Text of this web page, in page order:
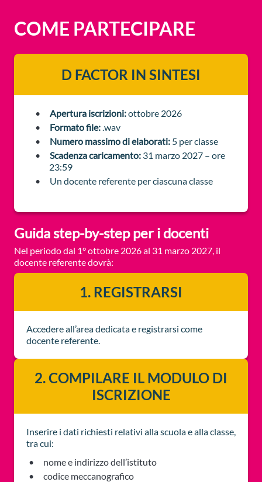
COME PARTECIPARE
D FACTOR IN SINTESI
Apertura iscrizioni:ottobre 2026
Formato file:.wav
Numero massimo di elaborati: 5 per classe
Scadenza caricamento: 31 marzo 2027 – ore
23:59
Un docente referente per ciascuna classe
Guida step-by-step per i docenti
Nel periodo dal 1° ottobre 2026 al 31 marzo 2027, il
docente referente dovrà:
1. REGISTRARSI
Accedere all’area dedicata e registrarsi come
docente referente.
2. COMPILARE IL MODULO DI
ISCRIZIONE
Inserire i dati richiesti relativi alla scuola e alla classe,
tra cui:
nome e indirizzo dell’istituto
codice meccanografico